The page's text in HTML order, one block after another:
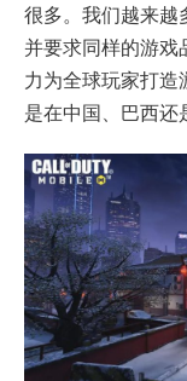
很多。我们越来越
并要求同样的游戏
力为全球玩家打造
是在中国、巴西还